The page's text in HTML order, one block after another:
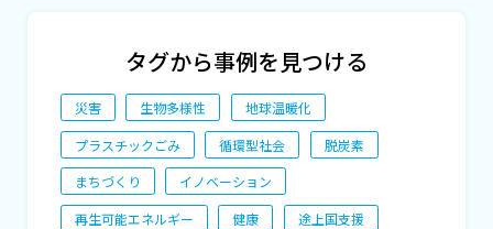
タグから事例を見つける
災害 生物多様性
地球温暖化
プラスチックごみ
循環型社会
脱炭素
まちづくり
イノベーション
再生可能エネルギー
健康 途上国支援